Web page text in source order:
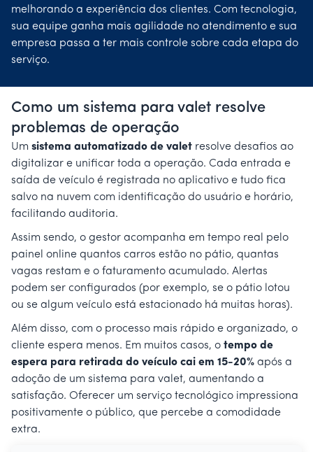
melhorando a experiência dos clientes. Com tecnologia,
sua equipe ganha mais agilidade no atendimento e sua
empresa passa a ter mais controle sobre cada etapa do
serviço.
Como um sistema para valet resolve
problemas de operação
Um sistema automatizado de valet resolve desafios ao
digitalizar e unificar toda a operação. Cada entrada e
saída de veículo é registrada no aplicativo e tudo fica
salvo na nuvem com identificação do usuário e horário,
facilitando auditoria.
Assim sendo, o gestor acompanha em tempo real pelo
painel online quantos carros estão no pátio, quantas
vagas restam e o faturamento acumulado. Alertas
podem ser configurados (por exemplo, se o pátio lotou
ou se algum veículo está estacionado há muitas horas).
Além disso, com o processo mais rápido e organizado, o
cliente espera menos. Em muitos casos, o tempo de
espera para retirada do veículo cai em 15-20% após a
adoção de um sistema para valet, aumentando a
satisfação. Oferecer um serviço tecnológico impressiona
positivamente o público, que percebe a comodidade
extra.